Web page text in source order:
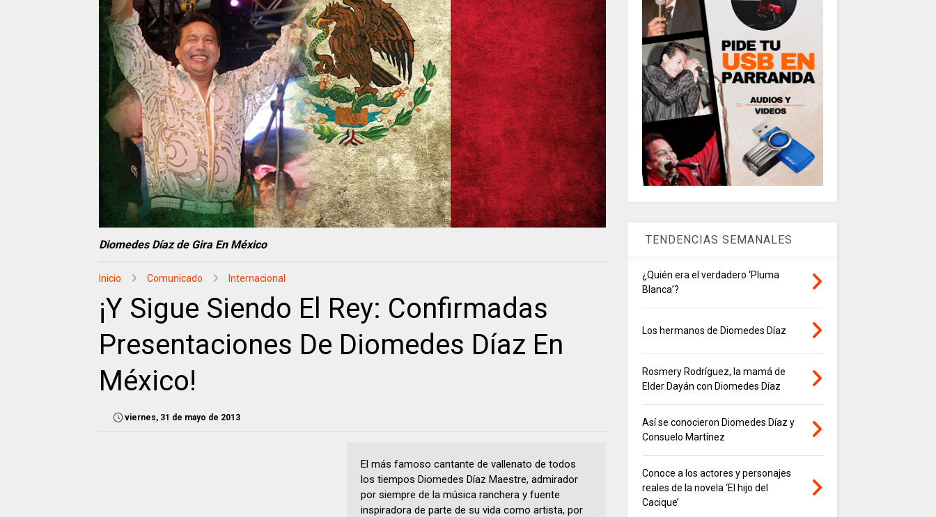
Diomedes Díaz de Gira En México
Inicio Comunicado Internacional
¡Y Sigue Siendo El Rey: Confirmadas
Presentaciones De Diomedes Díaz En
México!
viernes, 31 de mayo de 2013
El más famoso cantante de vallenato de todos
los tiempos Diomedes Díaz Maestre, admirador
por siempre de la música ranchera y fuente
inspiradora de parte de su vida como artista, por
TENDENCIAS SEMANALES
¿Quién era el verdadero ‘Pluma
Blanca’?
Los hermanos de Diomedes Díaz
Rosmery Rodríguez, la mamá de
Elder Dayán con Diomedes Díaz
Así se conocieron Diomedes Díaz y
Consuelo Martínez
Conoce a los actores y personajes
reales de la novela ‘El hijo del
Cacique’